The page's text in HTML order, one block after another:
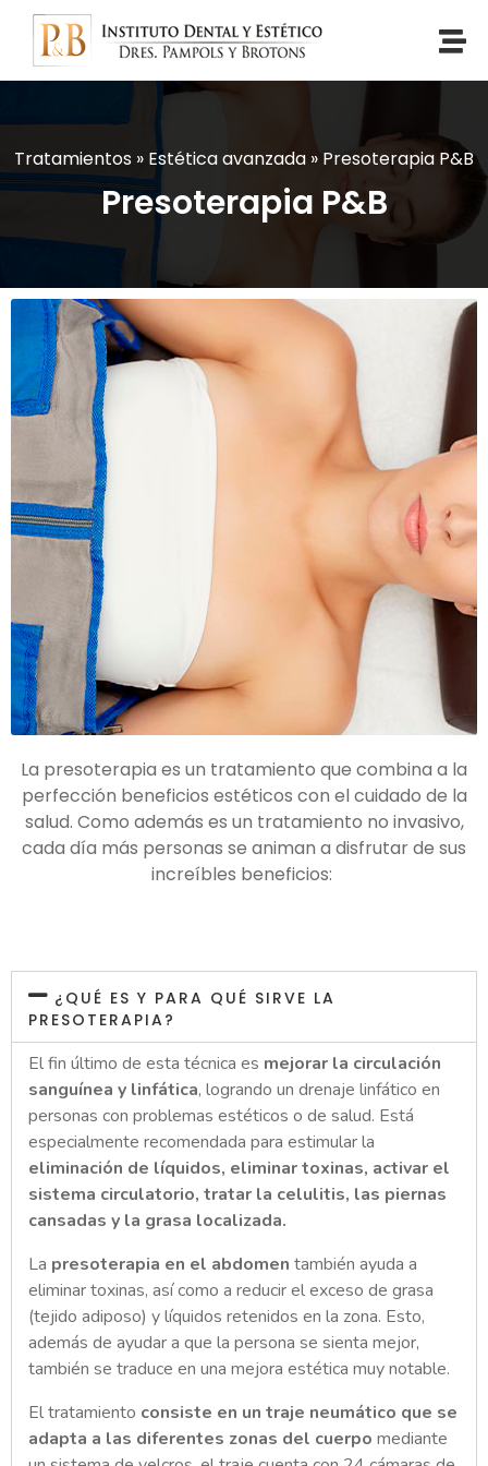
Tratamientos » Estética avanzada » Presoterapia P&B
Presoterapia P&B
La presoterapia es un tratamiento que combina a la
perfección beneficios estéticos con el cuidado de la
salud. Como además es un tratamiento no invasivo,
cada día más personas se animan a disfrutar de sus
increíbles beneficios:
¿QUÉ ES Y PARA QUÉ SIRVE LA
PRESOTERAPIA?
El fin último de esta técnica es mejorar la circulación
sanguínea y linfática, logrando un drenaje linfático en
personas con problemas estéticos o de salud. Está
especialmente recomendada para estimular la
eliminación de líquidos, eliminar toxinas, activar el
sistema circulatorio, tratar la celulitis, las piernas
cansadas y la grasa localizada.
La presoterapia en el abdomen también ayuda a
eliminar toxinas, así como a reducir el exceso de grasa
(tejido adiposo) y líquidos retenidos en la zona. Esto,
además de ayudar a que la persona se sienta mejor,
también se traduce en una mejora estética muy notable.
El tratamiento consiste en un traje neumático que se
adapta a las diferentes zonas del cuerpo mediante